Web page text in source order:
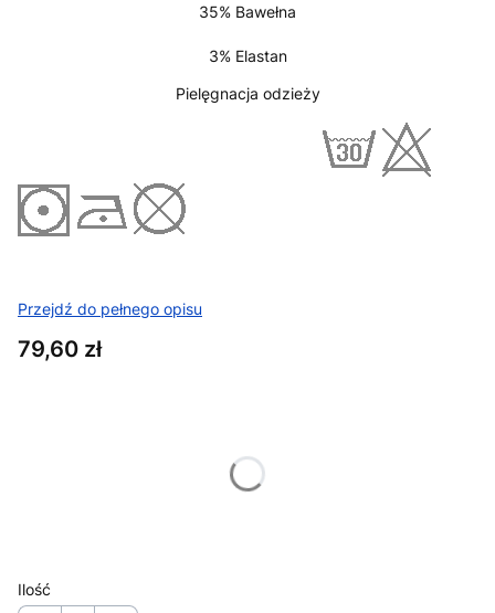
35% Bawełna
3% Elastan
Pielęgnacja odzieży
Przejdź do pełnego opisu
Cena
79,60 zł
Ilość